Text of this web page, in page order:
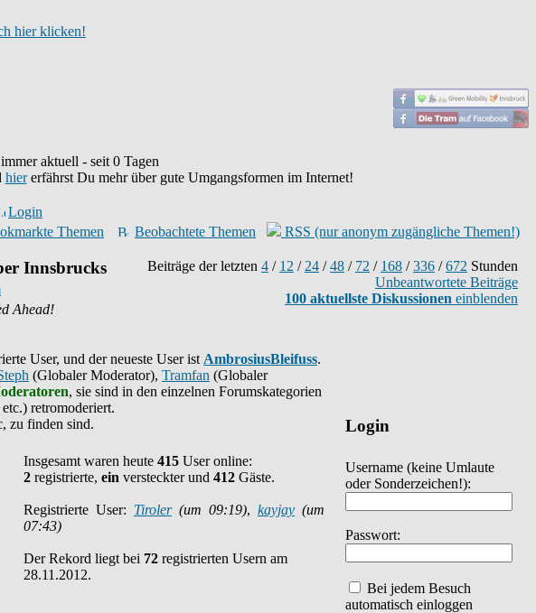
hier klicken!
aktuell - seit 0 Tagen
hiererfährst Du mehr über gute Umgangsformen im Internet!
Login
Themen
Beobachtete Themen RSS (nur anonym zugängliche Themen!)
Innsbrucks
Ahead!
Beiträge der letzten 4 / 12 / 24 /48 / 72 / 168 /336 /672 Stunden
Unbeantwortete Beiträge
100 aktuellste Diskussionen einblenden
Login
Username (keine Umlaute
oder Sonderzeichen!):
Passwort:
Bei jedem Besuch
automatisch einloggen
User, und der neueste User ist AmbrosiusBleifuss.
(Globaler Moderator), Tramfan (Globaler
, sie sind in den einzelnen Forumskategorien
retromoderiert.
zu finden sind.
Insgesamt waren heute 415 User online:
2 registrierte, ein versteckter und 412 Gäste.
Registrierte User: Tiroler(um 09:19), kayjay (um
07:43)
Der Rekord liegt bei 72 registrierten Usern am
28.11.2012.